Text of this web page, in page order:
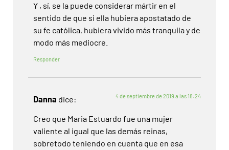
Y , sí, se la puede considerar mártir en el
sentido de que si ella hubiera apostatado de
su fe católica, hubiera vivido más tranquila y de
modo más mediocre.
Responder
Danna dice: 4 de septiembre de 2019 a las 18:24
Creo que Maria Estuardo fue una mujer
valiente al igual que las demás reinas,
sobretodo teniendo en cuenta que en esa